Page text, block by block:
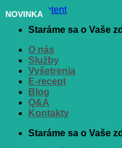
Skip to content
Staráme sa o Vaše
O nás
Služby
Vyšetrenia
E-recept
Blog
Q&A
Kontakty
Staráme sa o Vaše
NOVINKA